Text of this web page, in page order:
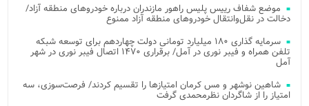
موضع شفاف رییس پلیس راهور مازندران درباره خودروهای منطقه آزاد/
دخالت در نقل‌وانتقال خودروهای منطقه آزاد ممنوع
سرمایه گذاری ۱۸۰ میلیارد تومانی دولت چهاردهم برای توسعه شبکه
تلفن همراه و فیبر نوری در آمل/ برقراری ۱۴۷۰ اتصال فیبر نوری در شهر
آمل
شاهین نوشهر و مس کرمان امتیازها را تقسیم کردند/ فرصت‌سوزی، سه
امتیاز را از شاگردان نظرمحمدی گرفت